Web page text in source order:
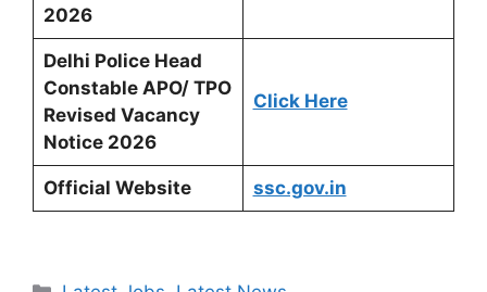
2026
Delhi Police Head
Constable APO/ TPO
Revised Vacancy
Notice 2026
Click Here
Official Website ssc.gov.in
Categories